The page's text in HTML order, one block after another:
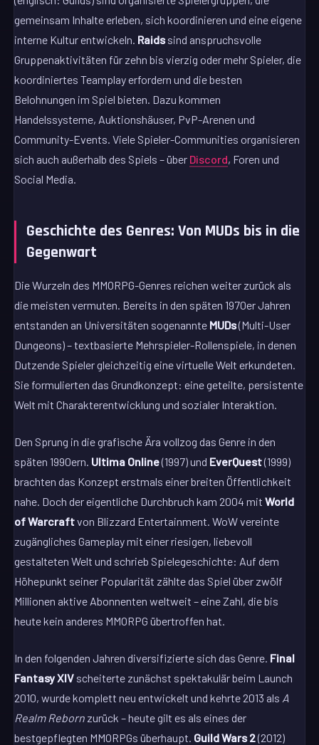
gemeinsam Inhalte erleben, sich koordinieren und eine eigene
interne Kultur entwickeln. Raidssind anspruchsvolle
Gruppenaktivitäten für zehn bis vierzig oder mehr Spieler, die
koordiniertes Teamplay erfordern und die besten
Belohnungen im Spiel bieten. Dazu kommen
Handelssysteme, Auktionshäuser, PvP-Arenen und
Community-Events. Viele Spieler-Communities organisieren
sich auch außerhalb des Spiels – über Discord, Foren und
Social Media.
Geschichte des Genres: Von MUDs bis in die
Gegenwart
Die Wurzeln des MMORPG-Genres reichen weiter zurück als
die meisten vermuten. Bereits in den späten 1970er Jahren
entstanden an Universitäten sogenannte MUDs(Multi-User
Dungeons) – textbasierte Mehrspieler-Rollenspiele, in denen
Dutzende Spieler gleichzeitig eine virtuelle Welt erkundeten.
Sie formulierten das Grundkonzept: eine geteilte, persistente
Welt mit Charakterentwicklung und sozialer Interaktion.
Den Sprung in die grafische Ära vollzog das Genre in den
späten 1990ern. Ultima Online(1997) und EverQuest(1999)
brachten das Konzept erstmals einer breiten Öffentlichkeit
nahe. Doch der eigentliche Durchbruch kam 2004 mitWorld
of Warcraftvon Blizzard Entertainment. WoW vereinte
zugängliches Gameplay mit einer riesigen, liebevoll
gestalteten Welt und schrieb Spielegeschichte: Auf dem
Höhepunkt seiner Popularität zählte das Spiel über zwölf
Millionen aktive Abonnenten weltweit – eine Zahl, die bis
heute kein anderes MMORPG übertroffen hat.
In den folgenden Jahren diversifizierte sich das Genre. Final
Fantasy XIV scheiterte zunächst spektakulär beim Launch
2010, wurde komplett neu entwickelt und kehrte 2013 als A
Realm Reborn zurück – heute gilt es als eines der
bestgepflegten MMORPGs überhaupt. Guild Wars 2(2012)